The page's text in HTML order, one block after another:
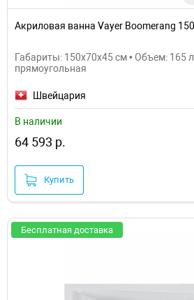
Акриловая ванна Vayer Boomerang
Габариты: 150x70x45 см • Объем: 165
прямоугольная
Швейцария
В наличии
64 593 р.
Купить
Бесплатная доставка